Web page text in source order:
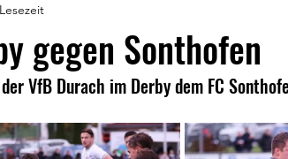
EHRENVORSTAND NEWS
gegen Sonthofen
VfB Durach im Derby dem FC